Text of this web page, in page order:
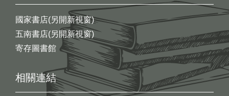
國家書店(另開新視窗)
五南書店(另開新視窗)
寄存圖書館
相關連結